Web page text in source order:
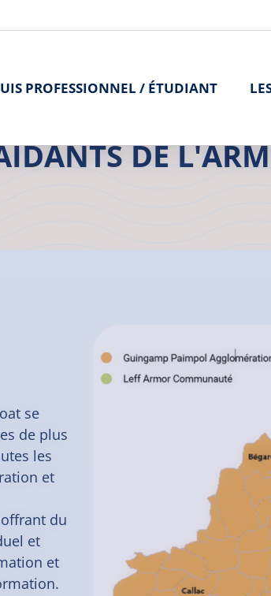
PROFESSIONNEL / ÉTUDIANT
de l’Armor Argoat>Espace de répit des
DE
se
de plus
les
et
du
et
et